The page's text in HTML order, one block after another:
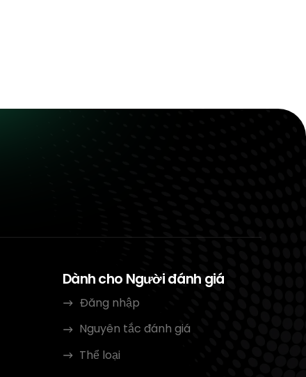
Dành cho Người đánh giá
Đăng nhập
Nguyên tắc đánh giá
Thể loại